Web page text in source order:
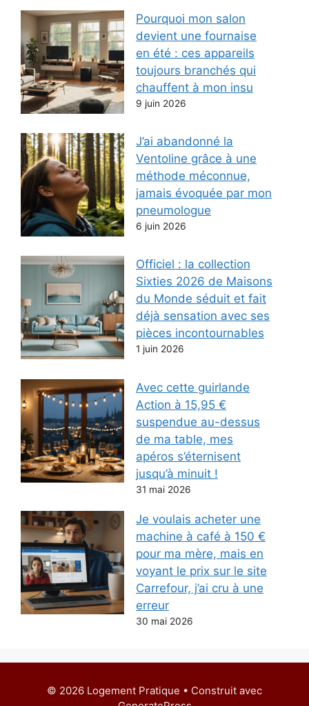
Pourquoi mon salon
devient une fournaise
en été : ces appareils
toujours branchés qui
chauffent à mon insu
9 juin 2026
J’ai abandonné la
Ventoline grâce à une
méthode méconnue,
jamais évoquée par mon
pneumologue
6 juin 2026
Officiel : la collection
Sixties 2026 de Maisons
du Monde séduit et fait
déjà sensation avec ses
pièces incontournables
1 juin 2026
Avec cette guirlande
Action à 15,95 €
suspendue au-dessus
de ma table, mes
apéros s’éternisent
jusqu’à minuit !
31 mai 2026
Je voulais acheter une
machine à café à 150 €
pour ma mère, mais en
voyant le prix sur le site
Carrefour, j’ai cru à une
erreur
30 mai 2026
© 2026 Logement Pratique • Construit avec